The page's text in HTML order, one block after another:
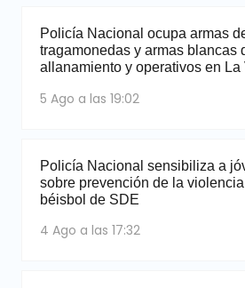
Policía Nacional ocupa armas
tragamonedas y armas blancas
allanamiento y operativos en La
5 Ago a las 19:02
Policía Nacional sensibiliza a
sobre prevención de la
béisbol de SDE
4 Ago a las 17:32